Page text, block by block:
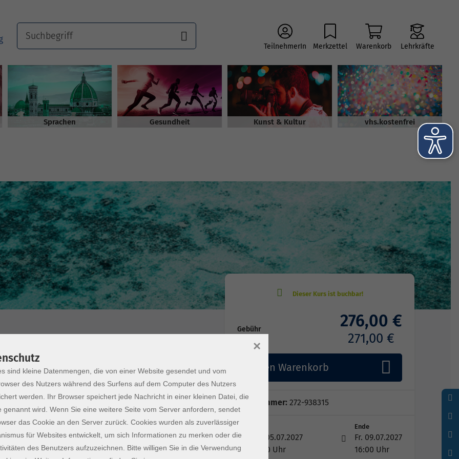
TeilnehmerIn Merkzettel Warenkorb Lehrkräfte
Sprachen Gesundheit Kunst & Kultur vhs.kostenfrei
6/6
der Lufthansa entwickelt und richtet sich
die zügig in die Fremdsprache einsteigen und ihre
Für Ihren Lernerfolg sind eine aktive
von Hausaufgaben entscheidend. So
an und machen schnelle Fortschritte! Der
Gebühr 276,00 €
271,00 €
In den Warenkorb
Kursnummer: 272-938315
Mo. 05.07.2027
09:00 Uhr
Ende
Fr. 09.07.2027
16:00 Uhr
sind kleine Datenmengen, die von einer Website gesendet und vom
des Nutzers während des Surfens auf dem Computer des Nutzers
werden. Ihr Browser speichert jede Nachricht in einer kleinen Datei, die
genannt wird. Wenn Sie eine weitere Seite vom Server anfordern, sendet
das Cookie an den Server zurück. Cookies wurden als zuverlässiger
für Websites entwickelt, um sich Informationen zu merken oder die
des Benutzers aufzuzeichnen. Bitte willigen Sie in die Verwendung
×